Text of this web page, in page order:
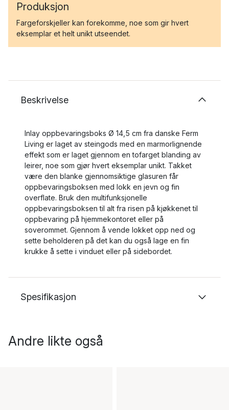
Produksjon
Fargeforskjeller kan forekomme, noe som gir hvert
eksemplar et helt unikt utseendet.
Beskrivelse
Inlay oppbevaringsboks Ø 14,5 cm fra danske Ferm
Living er laget av steingods med en marmorlignende
effekt som er laget gjennom en tofarget blanding av
leirer, noe som gjør hvert eksemplar unikt. Takket
være den blanke gjennomsiktige glasuren får
oppbevaringsboksen med lokk en jevn og fin
overflate. Bruk den multifunksjonelle
oppbevaringsboksen til alt fra risen på kjøkkenet til
oppbevaring på hjemmekontoret eller på
soverommet. Gjennom å vende lokket opp ned og
sette beholderen på det kan du også lage en fin
krukke å sette i vinduet eller på sidebordet.
Spesifikasjon
Andre likte også